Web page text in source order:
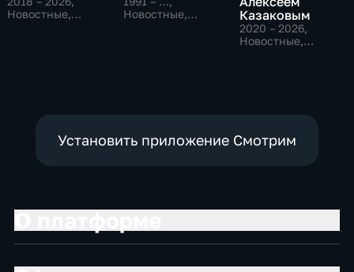
Новостные,
Новостные,
Казаковым
2020 – 2026,
Новостные,
Установить приложение Смотрим